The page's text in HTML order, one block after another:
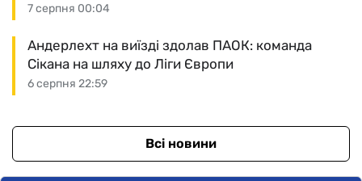
7 серпня 00:04
6 серпня 22:59
Андерлехт на виїзді здолав ПАОК: команда
Сікана на шляху до Ліги Європи
Всі новини